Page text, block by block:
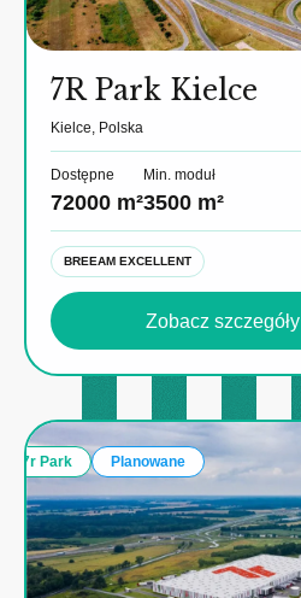
7R Park Kielce
Kielce, Polska
Dostępne
72000 m²
Min. moduł
3500 m²
BREEAM EXCELLENT
Zobacz szczegóły
7r Park Planowane